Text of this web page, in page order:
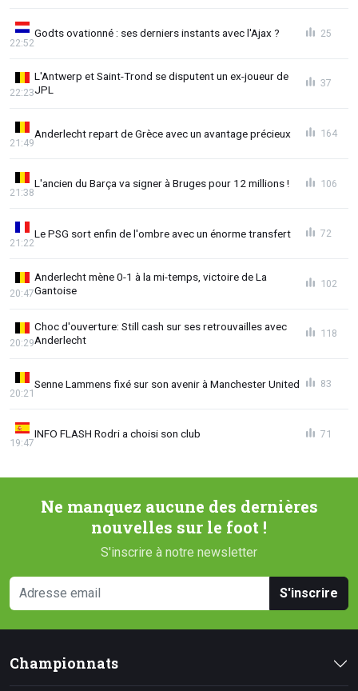
Godts ovationné : ses derniers instants avec l'Ajax ?
22:52
25
L'Antwerp et Saint-Trond se disputent un ex-joueur de
JPL
22:23
37
Anderlecht repart de Grèce avec un avantage précieux
21:49
164
L'ancien du Barça va signer à Bruges pour 12 millions !
21:38
106
Le PSG sort enfin de l'ombre avec un énorme transfert
21:22
72
Anderlecht mène 0-1 à la mi-temps, victoire de La
Gantoise
20:47
102
Choc d'ouverture: Still cash sur ses retrouvailles avec
Anderlecht
20:29
118
Senne Lammens fixé sur son avenir à Manchester United
20:21
83
INFO FLASH Rodri a choisi son club
19:47
71
Ne manquez aucune des dernières
nouvelles sur le foot !
S'inscrire à notre newsletter
S'inscrire
Championnats